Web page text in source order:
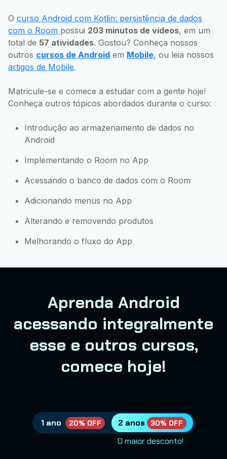
O curso Android com Kotlin: persistência de dados
com o Room possui 203 minutos de vídeos, em um
total de 57 atividades. Gostou? Conheça nossos
outros cursos de Android em Mobile, ou leia nossos
artigos de Mobile.
Matricule-se e comece a estudar com a gente hoje!
Conheça outros tópicos abordados durante o curso:
Introdução ao armazenamento de dados no
Android
Implementando o Room no App
Acessando o banco de dados com o Room
Adicionando menus no App
Alterando e removendo produtos
Melhorando o fluxo do App
Aprenda Android
acessando integralmente
esse e outros cursos,
comece hoje!
1 ano 20% OFF 2 anos 30% OFF
O maior desconto!